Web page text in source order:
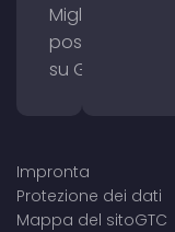
Migliorare il
su Google
Impronta
Protezione dei dati
Mappa del sitoGTC